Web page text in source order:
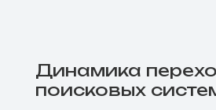
Динамика
поисковых